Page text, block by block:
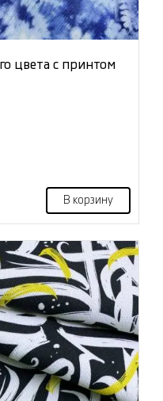
цвета с принтом
В корзину